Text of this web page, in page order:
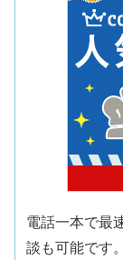
電話一本で最
談も可能です